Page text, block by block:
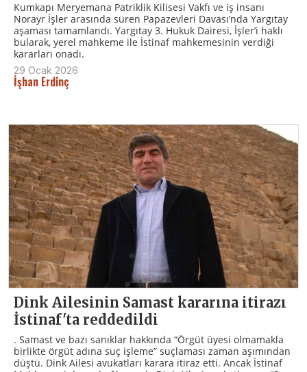
Kumkapı Meryemana Patriklik Kilisesi Vakfı ve iş insanı
Norayr İşler arasında süren Papazevleri Davası’nda Yargıtay
aşaması tamamlandı. Yargıtay 3. Hukuk Dairesi, İşler’i haklı
bularak, yerel mahkeme ile İstinaf mahkemesinin verdiği
kararları onadı.
29 Ocak 2026
İşhan Erdinç
Dink Ailesinin Samast kararına itirazı
İstinaf'ta reddedildi
. Samast ve bazı sanıklar hakkında “Örgüt üyesi olmamakla
birlikte örgüt adına suç işleme” suçlaması zaman aşımından
düştü. Dink Ailesi avukatları karara itiraz etti. Ancak İstinaf